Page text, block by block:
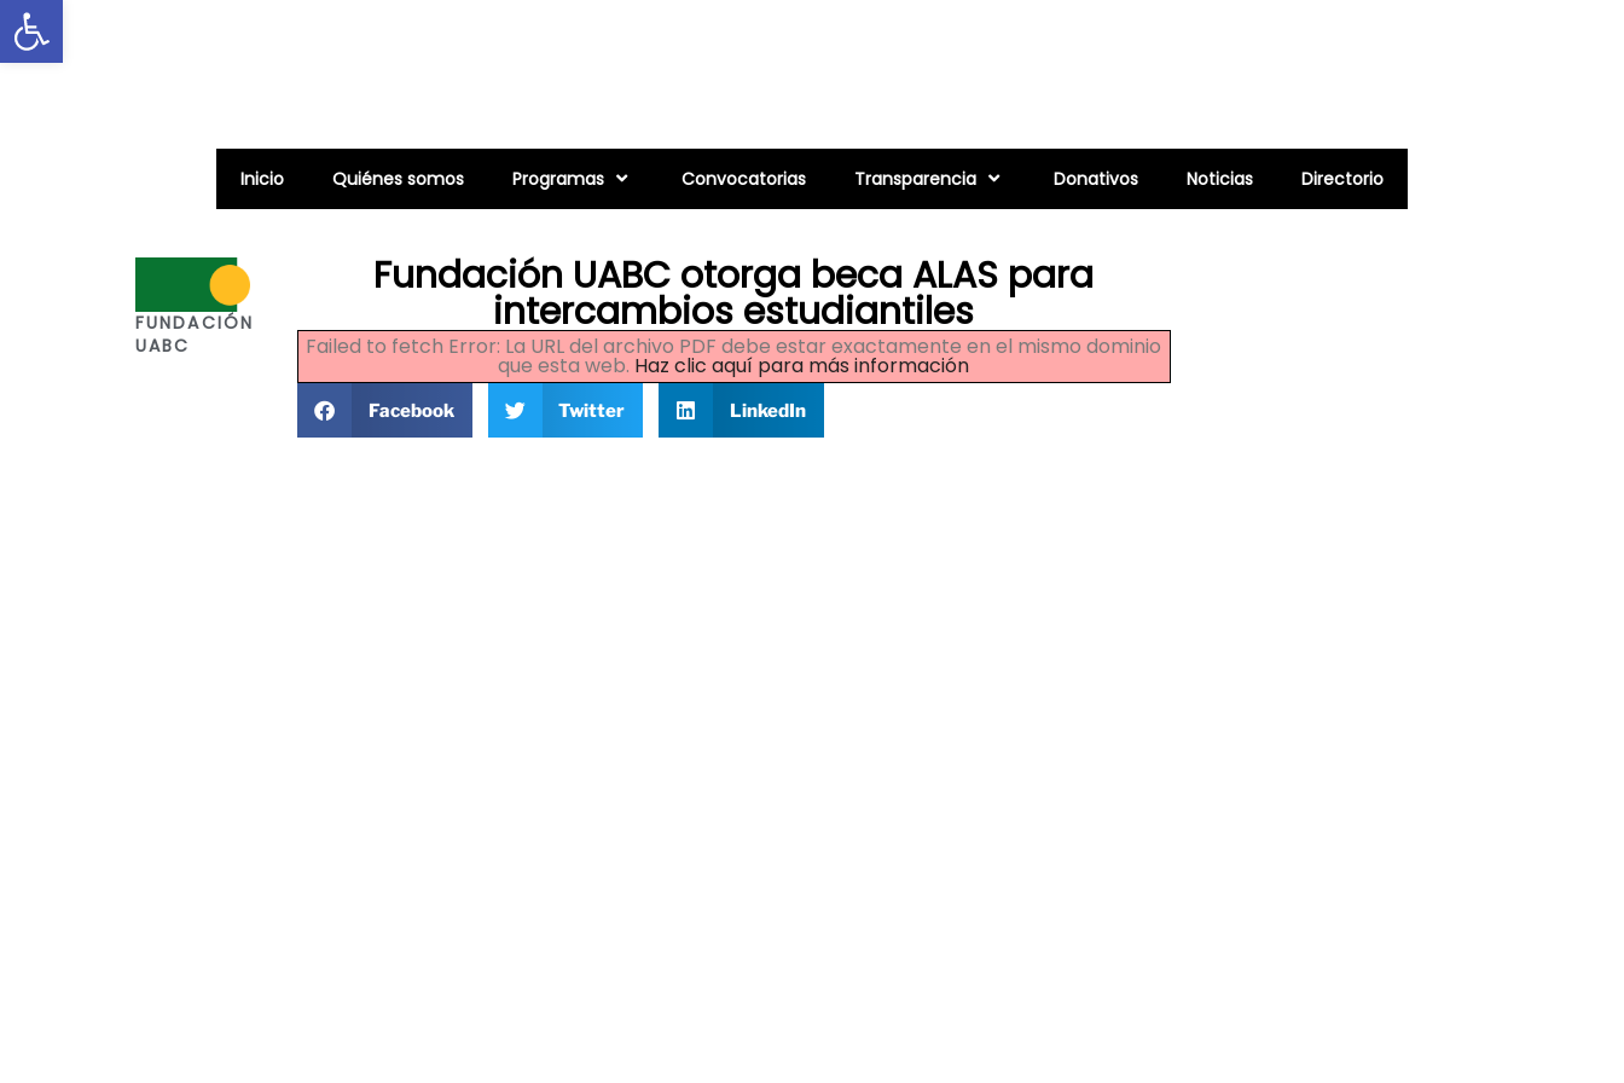
Abrir barra de herramientas
Inicio Quiénes somos Programas Convocatorias Transparencia Donativos Noticias Directorio
FUNDACIÓN
UABC
Fundación UABC otorga beca ALAS para
intercambios estudiantiles
Failed to fetch Error: La URL del archivo PDF debe estar exactamente en el mismo dominio
que esta web. Haz clic aquí para más información
Facebook Twitter LinkedIn